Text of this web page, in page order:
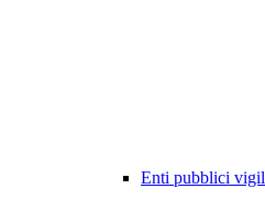
Enti pubblici